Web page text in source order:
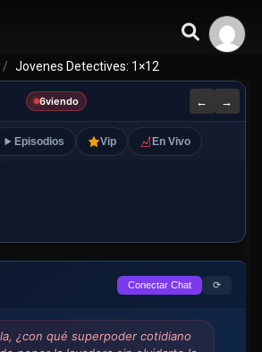
Jovenes Detectives: 1×12
6viendo ← →
Episodios Vip En Vivo
Conectar Chat ⟳
¿con qué superpoder cotidiano